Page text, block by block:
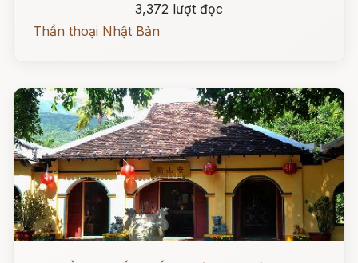
3,372 lượt đọc
Thần thoại Nhật Bản
Đọc ngay